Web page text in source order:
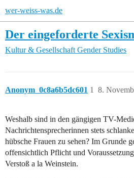
wer-weiss-was.de
Der eingeforderte
Kultur & Gesellschaft Gender Studies
Anonym_0c8a6b5dc601 8.
1
Weshalb sind in den gängigen TV-
Nachrichtensprecherinnen stets
hübsche Frauen zu sehen? Im Grunde
offensichtlich Pflicht und
Verstoß a la Weinstein.